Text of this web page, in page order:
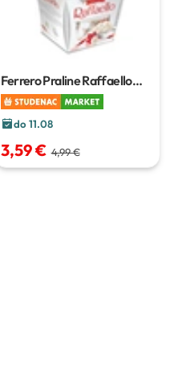
Ferrero Praline Raffaello
150 g
do 11.08
3,59 € 4,99 €